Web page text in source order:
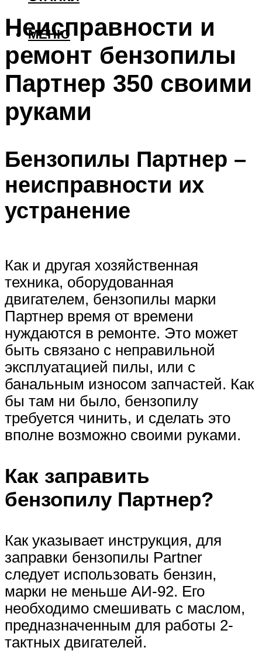
МЕНЮ
Неисправности и
ремонт бензопилы
Партнер 350 своими
руками
Бензопилы Партнер –
неисправности их
устранение
Как и другая хозяйственная
техника, оборудованная
двигателем, бензопилы марки
Партнер время от времени
нуждаются в ремонте. Это может
быть связано с неправильной
эксплуатацией пилы, или с
банальным износом запчастей. Как
бы там ни было, бензопилу
требуется чинить, и сделать это
вполне возможно своими руками.
Как заправить
бензопилу Партнер?
Как указывает инструкция, для
заправки бензопилы Partner
следует использовать бензин,
марки не меньше АИ-92. Его
необходимо смешивать с маслом,
предназначенным для работы 2-
тактных двигателей.